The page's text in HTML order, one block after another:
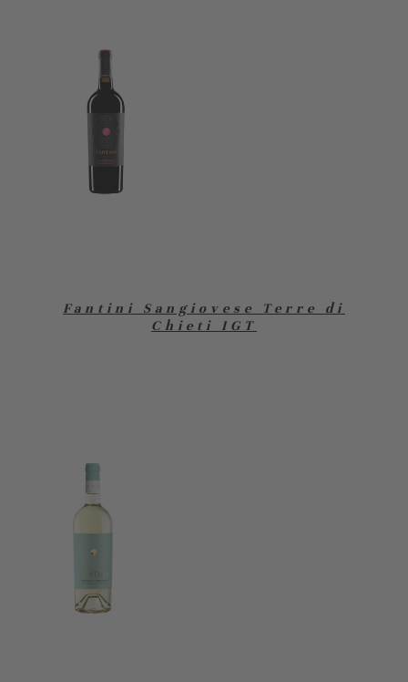
Fantini Sangiovese Terre di
Chieti IGT